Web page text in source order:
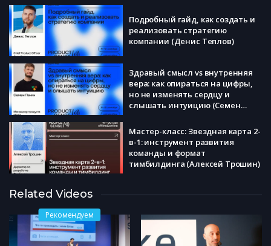
Подробный гайд, как создать и
реализовать стратегию
компании (Денис Теплов)
Здравый смысл vs внутренняя
вера: как опираться на цифры,
но не изменять сердцу и
слышать интуицию (Семен
Мастер-класс: Звездная карта 2-
в-1: инструмент развития
команды и формат
тимбилдинга (Алексей Трошин)
Раш)
Related Videos
Рекомендуем